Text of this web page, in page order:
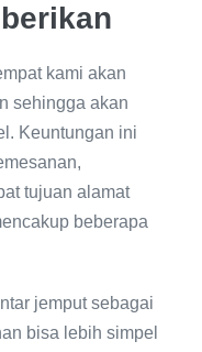
kami akan
sehingga akan
Keuntungan ini
tujuan alamat
beberapa
jemput sebagai
bisa lebih simpel